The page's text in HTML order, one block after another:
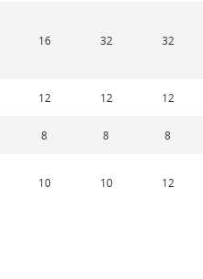
16 32 32
12 12 12
8 8 8
10 10 12